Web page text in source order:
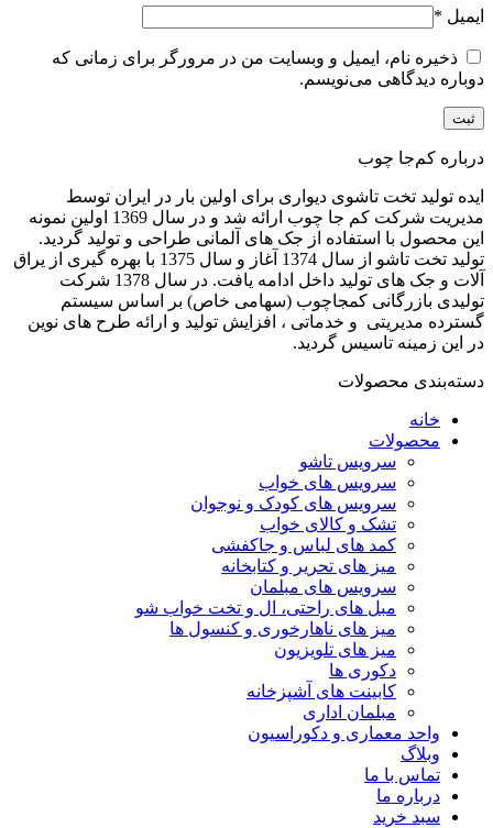
ایمیل *
ذخیره نام، ایمیل و وبسایت من در مرورگر برای زمانی که
دوباره دیدگاهی می‌نویسم.
درباره کم‌جا چوب
ایده تولید تخت تاشوی دیواری برای اولین بار در ایران توسط
مدیریت شرکت کم جا چوب ارائه شد و در سال 1369 اولین نمونه
این محصول با استفاده از جک های آلمانی طراحی و تولید گردید.
تولید تخت تاشو از سال 1374 آغاز و سال 1375 با بهره گیری از یراق
آلات و جک های تولید داخل ادامه یافت. در سال 1378 شرکت
تولیدی بازرگانی کمجاچوب (سهامی خاص) بر اساس سیستم
گسترده مدیریتی و خدماتی ، افزایش تولید و ارائه طرح های نوین
در این زمینه تاسیس گردید.
دسته‌بندی محصولات
خانه
محصولات
سرویس تاشو
سرویس های خواب
سرویس های کودک و نوجوان
تشک و کالای خواب
کمد های لباس و جاکفشی
میز های تحریر و کتابخانه
سرویس های مبلمان
مبل های راحتی، ال و تخت خواب شو
میز های ناهارخوری و کنسول ها
میز های تلویزیون
دکوری ها
کابینت های آشپزخانه
مبلمان اداری
واحد معماری و دکوراسیون
وبلاگ
تماس با ما
درباره ما
سبد خرید